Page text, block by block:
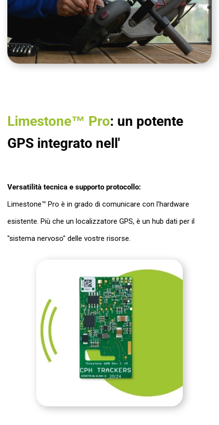
Limestone™ Pro: un potente
GPS integrato nell'
Versatilità tecnica e supporto protocollo:
Limestone™ Pro è in grado di comunicare con l'hardware
esistente. Più che un localizzatore GPS, è un hub dati per il
"sistema nervoso" delle vostre risorse.